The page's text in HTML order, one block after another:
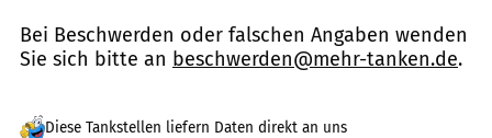
Bei Beschwerden oder falschen Angaben wenden
Sie sich bitte an beschwerden@mehr-tanken.de.
Diese Tankstellen liefern Daten direkt an uns